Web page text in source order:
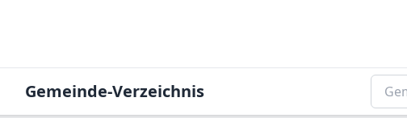
Gemeinde-Verzeichnis